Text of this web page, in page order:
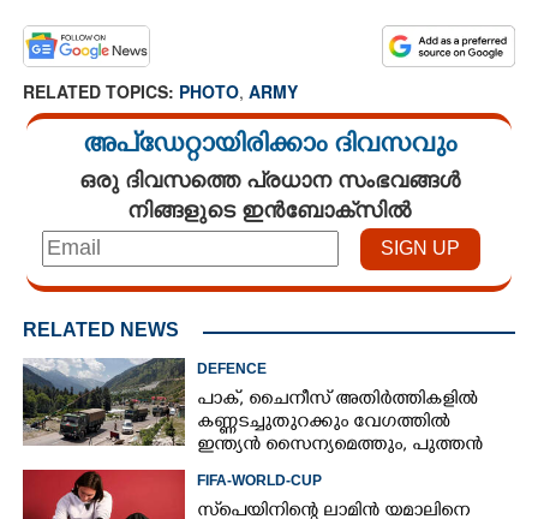
RELATED TOPICS: PHOTO, ARMY
അപ്ഡേറ്റായിരിക്കാം ദിവസവും
ഒരു ദിവസത്തെ പ്രധാന സംഭവങ്ങൾ
നിങ്ങളുടെ ഇൻബോക്സിൽ
RELATED NEWS
DEFENCE
പാക്, ചൈനീസ് അതിർത്തികളിൽ
കണ്ണടച്ചുതുറക്കും വേഗത്തിൽ
ഇന്ത്യൻ സൈന്യമെത്തും, പുത്തൻ
FIFA-WORLD-CUP
സ്‌പെയിനിന്റെ ലാമിൻ യമാലിനെ